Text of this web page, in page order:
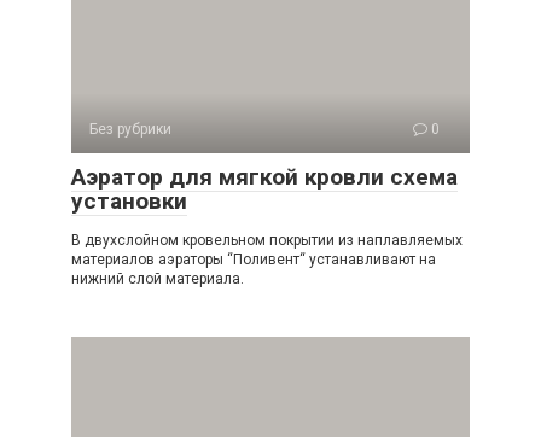
Без рубрики 0
Аэратор для мягкой кровли схема
установки
В двухслойном кровельном покрытии из наплавляемых
материалов аэраторы “Поливент“ устанавливают на
нижний слой материала.